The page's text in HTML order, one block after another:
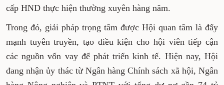
cấp HND thực hiện thường xuyên hàng năm.
Trong đó, giải pháp trọng tâm được Hội quan tâm là đẩy
mạnh tuyên truyền, tạo điều kiện cho hội viên tiếp cận
các nguồn vốn vay để phát triển kinh tế. Hiện nay, Hội
đang nhận ủy thác từ Ngân hàng Chính sách xã hội, Ngân